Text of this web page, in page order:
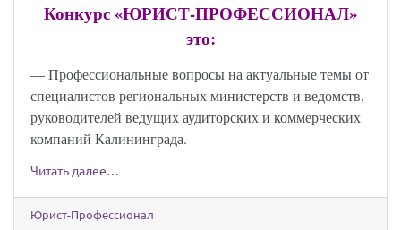
Конкурс «ЮРИСТ-ПРОФЕССИОНАЛ»
это:
— Профессиональные вопросы на актуальные темы от
специалистов региональных министерств и ведомств,
руководителей ведущих аудиторских и коммерческих
компаний Калининграда.
Читать далее…
Юрист-Профессионал